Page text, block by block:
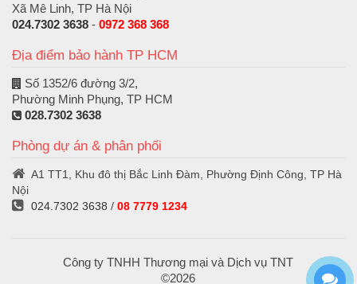
Xã Mê Linh, TP Hà Nội
024.7302 3638 - 0972 368 368
Địa điểm bảo hành TP HCM
Số 1352/6 đường 3/2,
Phường Minh Phụng, TP HCM
028.7302 3638
Phòng dự án & phân phối
A1 TT1, Khu đô thị Bắc Linh Đàm, Phường Định Công, TP Hà
Nội
024.7302 3638 / 08 7779 1234
Công ty TNHH Thương mại và Dịch vụ TNT
©2026